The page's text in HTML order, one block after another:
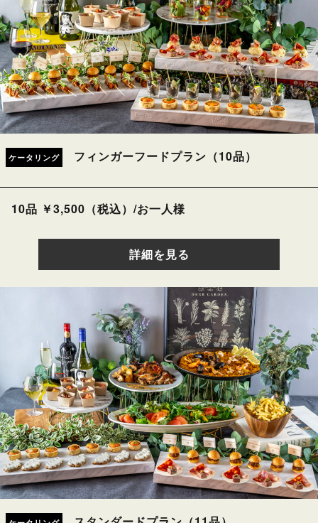
ケータリング フィンガーフードプラン（10品）
10品 ￥3,500（税込）/お一人様
詳細を見る